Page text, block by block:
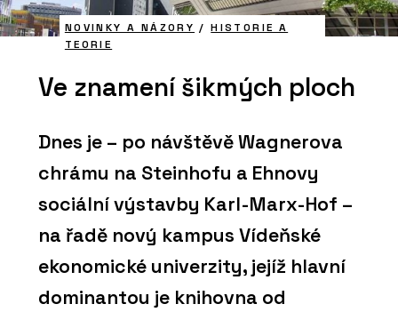
NOVINKY A NÁZORY /HISTORIE A
TEORIE
Ve znamení šikmých ploch
Dnes je – po návštěvě Wagnerova
chrámu na Steinhofu a Ehnovy
sociální výstavby Karl-Marx-Hof –
na řadě nový kampus Vídeňské
ekonomické univerzity, jejíž hlavní
dominantou je knihovna od